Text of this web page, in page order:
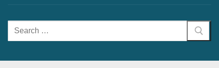
Rechercher
: